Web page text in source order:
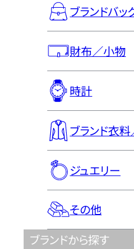
ブランドバッ
財布／小物
時計
ブランド衣
ジュエリー
その他
ブランドから探す